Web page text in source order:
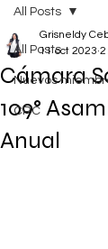
All Posts
Nuevos
CRC
All Posts
Cámara
109°
Anual
Grisneldy
11 oct 2023 2